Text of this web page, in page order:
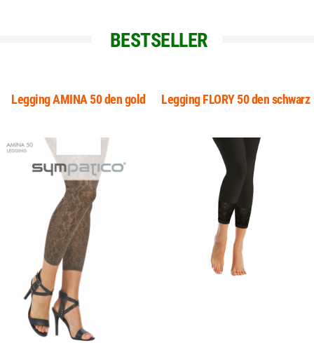
BESTSELLER
Legging AMINA 50 den gold Legging FLORY 50 den schwarz